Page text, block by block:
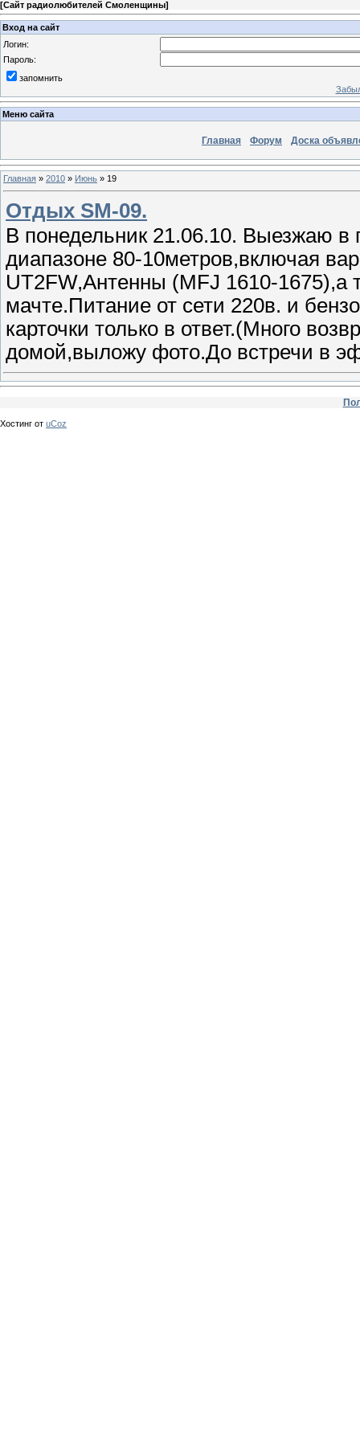
[Сайт радиолюбителей Смоленщины]
Вход на сайт
Логин:
Пароль:
запомнить
Меню сайта
Главная Форум Доска
Главная » 2010 » Июнь » 19
Отдых SM-09.
В понедельник 21.06.10. Выезжаю в
диапазоне 80-10метров,включая
UT2FW,Антенны (MFJ 1610-1675),а
мачте.Питание от сети 220в. и
карточки только в ответ.(Много
домой,выложу фото.До встречи в
Хостинг от uCoz